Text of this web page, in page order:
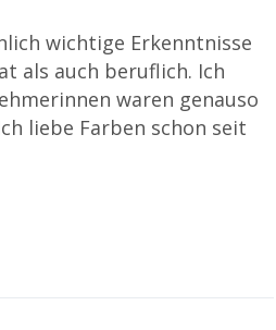
wichtige Erkenntnisse
als auch beruflich. Ich
waren genauso
liebe Farben schon seit